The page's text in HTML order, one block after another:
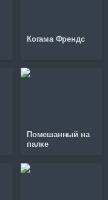
Когама Френдс
Помешанный на
палке